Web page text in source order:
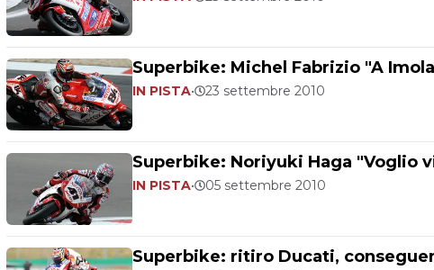
Superbike: Michel Fabrizio "A
IN PISTA• 23 settembre 2010
Superbike: Noriyuki Haga "Voglio
IN PISTA• 05 settembre 2010
Superbike: ritiro Ducati,